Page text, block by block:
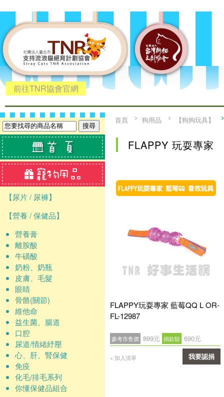
前往TNR協會官網
【尿片 / 尿褲】
【營養 / 保健品】
營養膏
離胺酸
牛磺酸
奶粉、奶瓶
皮膚、毛髮
眼睛
骨骼(關節)
維他命
益生菌、腸道
口腔
尿道/情緒紓壓
心、肝、腎保健
免疫
化毛/排毛系列
你懂保健品組合
首頁 狗用品 【狗狗玩具】
FLAPPY 玩耍專家
FLAPPY玩耍專家 藍莓QQ L OR-
FL-12987
參考市售價 899元 捐款額 690元
+ 加入清單 我要認捐